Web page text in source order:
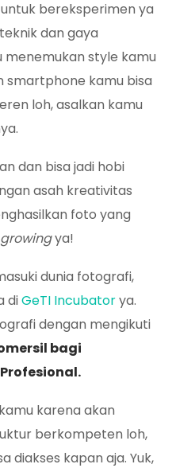
bereksperimen ya
dan gaya
menemukan style kamu
smartphone kamu bisa
loh, asalkan kamu
dan bisa jadi hobi
asah kreativitas
foto yang
ya!
dunia fotografi,
diGeTI Incubatorya.
dengan mengikuti
bagi
karena akan
berkompeten loh,
diakses kapan aja. Yuk,